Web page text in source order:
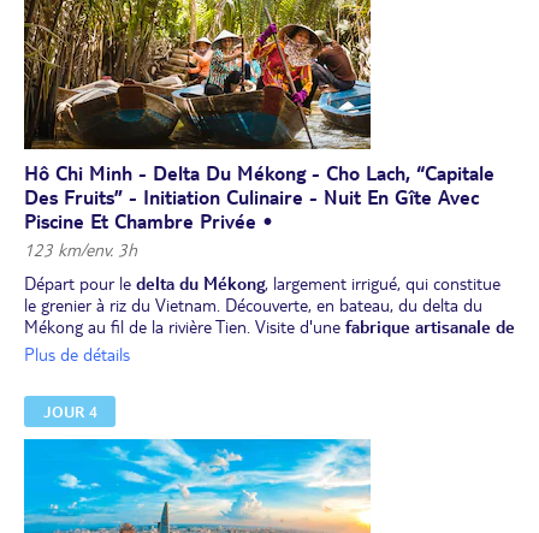
Hô Chi Minh - Delta Du Mékong - Cho Lach, “capitale
Des Fruits” - Initiation Culinaire - Nuit En Gîte Avec
Piscine Et Chambre Privée •
123 km/env. 3h
Départ pour le delta du Mékong, largement irrigué, qui constitue
le grenier à riz du Vietnam. Découverte, en bateau, du delta du
Mékong au fil de la rivière Tien. Visite d'une fabrique artisanale de
bonbons à la noix de coco
ramesdans les canaux.
Déjeuner de spécialités, au cours duquel vous goûterez au poisson
"oreille d’éléphant".
Route vers Cho Lach, un petit bourg calme et authentique de Ben
Tre, situé au cœur du delta du Mékong. Ce village de campagne
hors des chemins touristiques, où la nature prédomine, offre des
paysages verdoyants teinté de la couleur des fruits, lesquels lui
Plus de détails
JOUR 4